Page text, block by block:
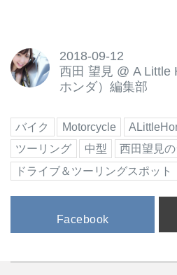
2018-09-12
西田 望見 @ A Little
ホンダ）編集部
バイク Motorcycle
ツーリング
中型
西田望見
ドライブ＆ツーリングスポット
Facebook